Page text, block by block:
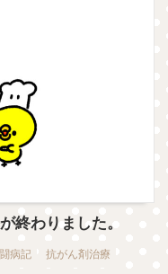
終わりました。
病記 抗がん剤治療